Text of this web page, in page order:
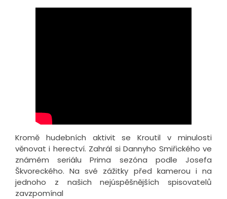
Kromě hudebních aktivit se Kroutil v minulosti
věnovat i herectví. Zahrál si Dannyho Smiřického ve
známém seriálu Prima sezóna podle Josefa
Škvoreckého. Na své zážitky před kamerou i na
jednoho z našich nejúspěšnějších spisovatelů
zavzpomínal